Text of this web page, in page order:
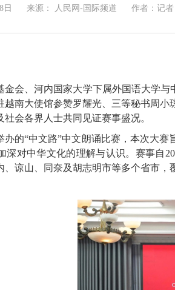
日 来源： 人民网-国际频道 作者：记者
、河内国家大学下属外国语大学与
越南大使馆参赞罗耀光、三等秘书周
会各界人士共同见证赛事盛况。
“中文路”中文朗诵比赛，本次大赛
深对中华文化的理解与认识。赛事自
谅山、同奈及胡志明市等多个省市，